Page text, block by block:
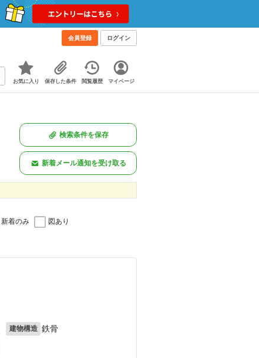
会員登録 ログイン
お気に入り 保存した条件 閲覧履歴 マイページ
検索条件を保存
新着メール通知を受け取る
新着のみ 図あり
建物構造 鉄骨